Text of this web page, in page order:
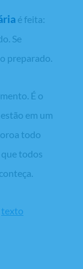
é feita:
Se
preparado.
É o
em um
todo
que todos
texto